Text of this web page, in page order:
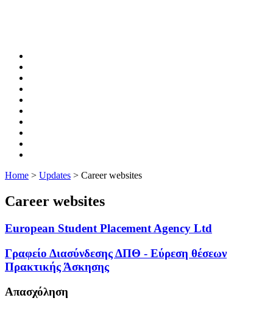
Home > Updates > Career websites
Career websites
European Student Placement Agency Ltd
Γραφείο Διασύνδεσης ΔΠΘ - Εύρεση θέσεων
Πρακτικής Άσκησης
Απασχόληση